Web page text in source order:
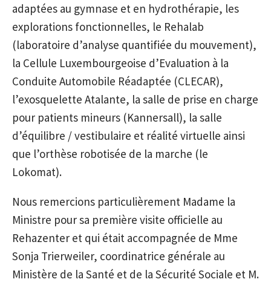
adaptées au gymnase et en hydrothérapie, les
explorations fonctionnelles, le Rehalab
(laboratoire d’analyse quantifiée du mouvement),
la Cellule Luxembourgeoise d’Evaluation à la
Conduite Automobile Réadaptée (CLECAR),
l’exosquelette Atalante, la salle de prise en charge
pour patients mineurs (Kannersall), la salle
d’équilibre / vestibulaire et réalité virtuelle ainsi
que l’orthèse robotisée de la marche (le
Lokomat).
Nous remercions particulièrement Madame la
Ministre pour sa première visite officielle au
Rehazenter et qui était accompagnée de Mme
Sonja Trierweiler, coordinatrice générale au
Ministère de la Santé et de la Sécurité Sociale et M.